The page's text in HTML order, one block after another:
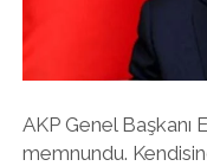
AKP Genel Başkanı
memnundu.